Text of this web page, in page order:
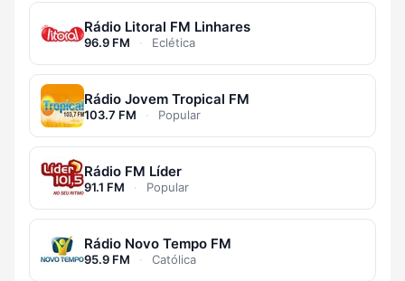
Rádio Litoral FM Linhares
96.9 FM · Eclética
Rádio Jovem Tropical FM
103.7 FM · Popular
Rádio FM Líder
91.1 FM · Popular
Rádio Novo Tempo FM
95.9 FM · Católica